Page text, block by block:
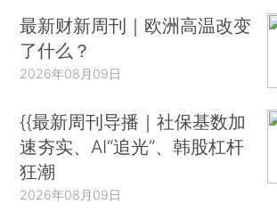
最新财新周刊｜欧洲高温改变
了什么？
2026年08月09日
{{最新周刊导播｜社保基数加
速夯实、AI“追光”、韩股杠杆
狂潮
2026年08月09日